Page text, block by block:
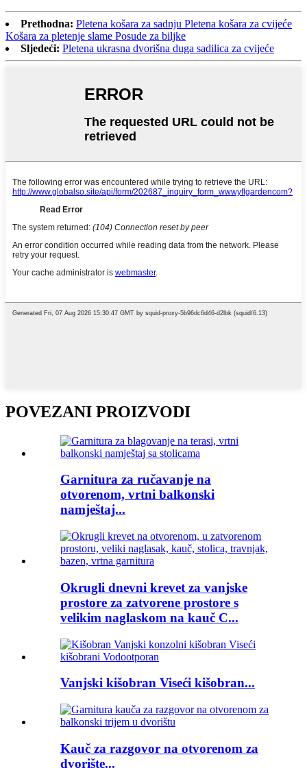
Prethodna: Pletena košara za sadnju Pletena košara za cvijeće
Košara za pletenje slame Posude za biljke
Sljedeći: Pletena ukrasna dvorišna duga sadilica za cvijeće
POVEZANI PROIZVODI
Garnitura za ručavanje na
otvorenom, vrtni balkonski
namještaj...
Okrugli dnevni krevet za vanjske
prostore za zatvorene prostore s
velikim naglaskom na kauč C...
Vanjski kišobran Viseći kišobran...
Kauč ​​za razgovor na otvorenom za
dvorište...